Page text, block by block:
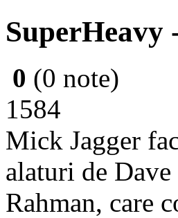
0 (0 note)
1584
Mick Jagger
alaturi de
Rahman, care